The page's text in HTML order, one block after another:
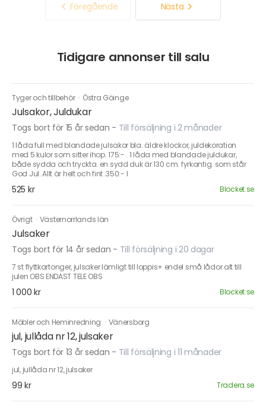
Föregående Nästa
Tidigare annonser till salu
Tyger och tillbehör · Östra Göinge
Julsakor, Juldukar
Togs bort för 15 år sedan - Till försäljning i 2 månader
1 låda full med blandade julsakor bla. äldre klockor, juldekoration
med 5 kulor som sitter ihop. 175:- . 1 låda med blandade juldukar,
både sydda och tryckta. en sydd duk är 130 cm. fyrkantig. som står
God Jul. Allt är helt och fint .350:- l
525 kr Blocket.se
Övrigt · Västernorrlands län
Julsaker
Togs bort för 14 år sedan - Till försäljning i 20 dagar
7 st flyttkartonger, julsaker lämligt till loppis+ endel små lådor alt till
julen OBS ENDAST TELE OBS
1 000 kr Blocket.se
Möbler och Heminredning · Vänersborg
jul, jullåda nr 12, julsaker
Togs bort för 13 år sedan - Till försäljning i 11 månader
jul, jullåda nr 12, julsaker
99 kr Tradera.se